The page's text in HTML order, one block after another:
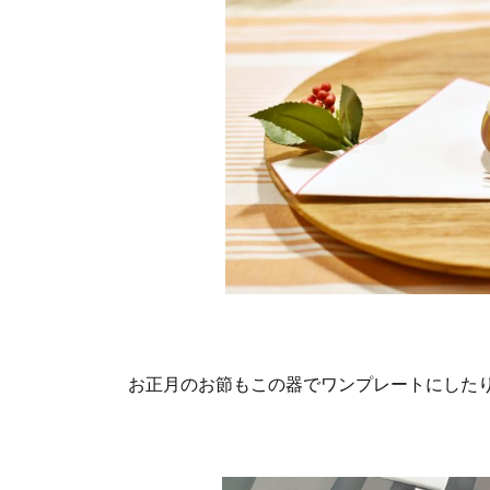
お正月のお節もこの器でワンプレートにした